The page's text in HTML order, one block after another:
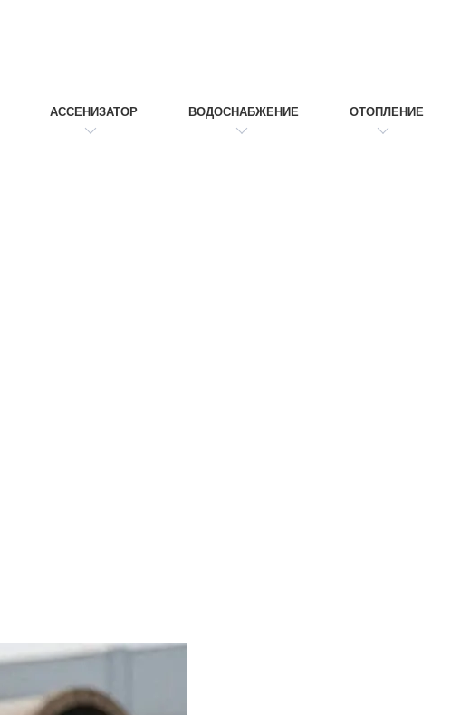
АССЕНИЗАТОР ВОДОСНАБЖЕНИЕ ОТОПЛЕНИЕ